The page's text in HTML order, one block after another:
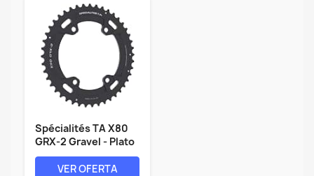
Spécialités TA X80
GRX-2 Gravel - Plato
de...
VER OFERTA